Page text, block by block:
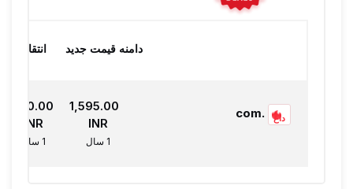
دامنه قیمت جدید انتقال
.com داغ
₹1,595.00
INR
1 سال
₹1,450.00
INR
1 سال